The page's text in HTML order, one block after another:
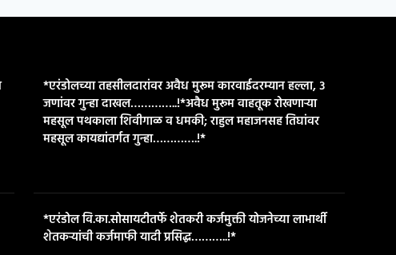
लाभार्थी शेतकऱ्यांची कर्जमाफी यादी प्रसिद्ध………..!*
July 26, 2026 8:25 pm
*एरंडोलच्या तहसीलदारांवर अवैध मुरूम कारवाईदरम्यान हल्ला, ३
जणांवर गुन्हा दाखल…………..!*​अवैध मुरूम वाहतूक रोखणाऱ्या
महसूल पथकाला शिवीगाळ व धमकी; राहुल महाजनसह तिघांवर